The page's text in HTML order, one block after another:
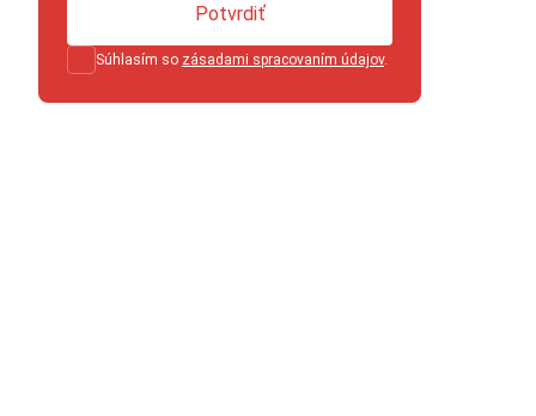
Súhlasím so zásadami spracovaním údajov.
Potvrdiť